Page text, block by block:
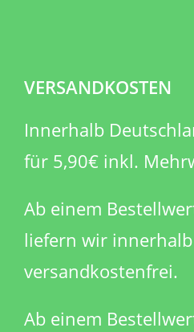
VERSANDKOSTEN
Innerhalb
für 5,90€ inkl.
Ab einem
liefern wir
versandkostenfrei.
Ab einem